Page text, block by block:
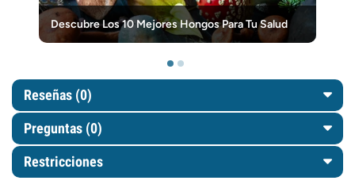
Descubre Los 10 Mejores Hongos Para Tu Salud
Reseñas (0)
Preguntas (0)
Restricciones